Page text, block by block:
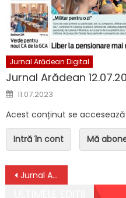
Jurnal Arădean Digital
Jurnal Arădean
Posted on
11.07.2023
Acest conținut se
Intră în cont Mă
Navigare în
Jurnal Arădean 26.04.2024 + supliment TV